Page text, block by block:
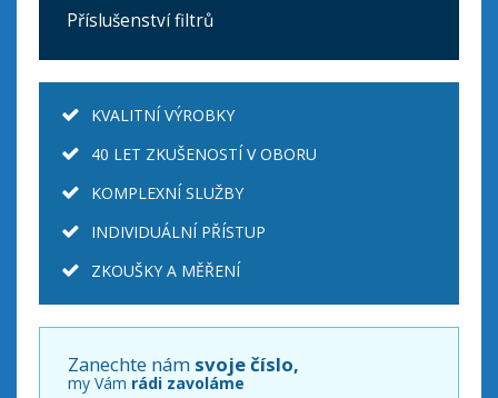
Příslušenství filtrů
KVALITNÍ VÝROBKY
40 LET ZKUŠENOSTÍ V OBORU
KOMPLEXNÍ SLUŽBY
INDIVIDUÁLNÍ PŘÍSTUP
ZKOUŠKY A MĚŘENÍ
Zanechte nám svoje číslo,
my Vám rádi zavoláme